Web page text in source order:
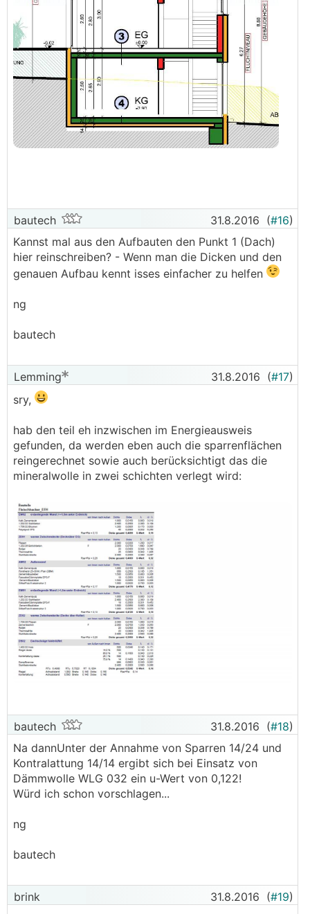
bautech 31.8.2016 (#16)
Kannst mal aus den Aufbauten den Punkt 1 (Dach)
hier reinschreiben? - Wenn man die Dicken und den
genauen Aufbau kennt isses einfacher zu helfen
ng
bautech
Lemming 31.8.2016 (#17)
sry,
hab den teil eh inzwischen im Energieausweis
gefunden, da werden eben auch die sparrenflächen
reingerechnet sowie auch berücksichtigt das die
mineralwolle in zwei schichten verlegt wird:
bautech 31.8.2016 (#18)
Na dannUnter der Annahme von Sparren 14/24 und
Kontralattung 14/14 ergibt sich bei Einsatz von
Dämmwolle WLG 032 ein u-Wert von 0,122!
Würd ich schon vorschlagen...
ng
bautech
brink 31.8.2016 (#19)